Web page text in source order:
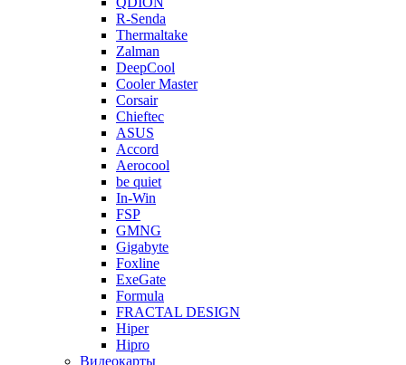
R-Senda
Thermaltake
Zalman
DeepCool
Cooler Master
Corsair
Chieftec
ASUS
Accord
Aerocool
be quiet
In-Win
FSP
GMNG
Gigabyte
Foxline
ExeGate
Formula
FRACTAL DESIGN
Hiper
Hipro
Видеокарты